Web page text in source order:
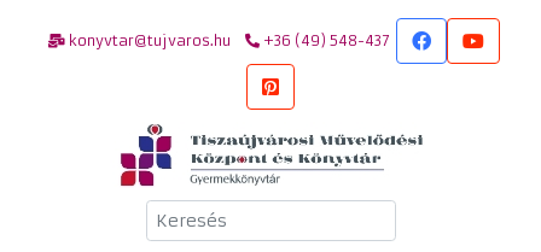
konyvtar@tujvaros.hu +36 (49) 548-437
Keresés